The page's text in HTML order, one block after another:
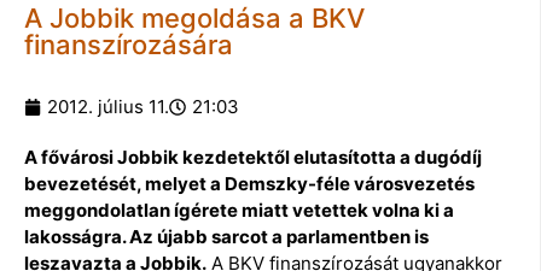
A Jobbik megoldása a BKV
finanszírozására
2012. július 11. 21:03
A fővárosi Jobbik kezdetektől elutasította a dugódíj
bevezetését, melyet a Demszky-féle városvezetés
meggondolatlan ígérete miatt vetettek volna ki a
lakosságra. Az újabb sarcot a parlamentben is
leszavazta a Jobbik. A BKV finanszírozását ugyanakkor